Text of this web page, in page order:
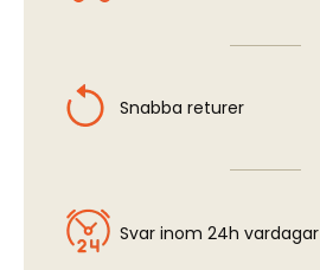
Snabba returer
Svar inom 24h vardagar